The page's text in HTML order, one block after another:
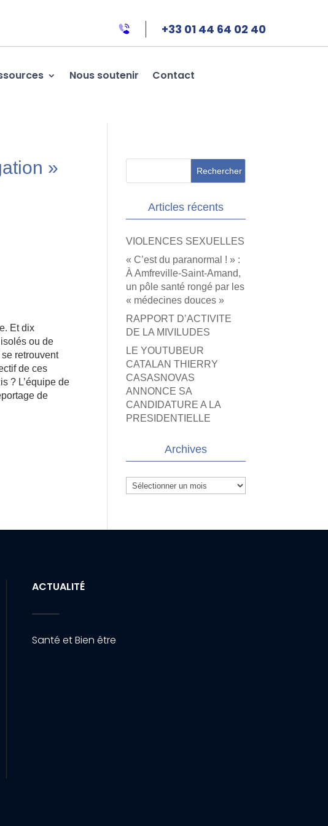
+33 01 44 64 02 40
Nous soutenir Contact
»
Et dix
ou de
retrouvent
de ces
? L’équipe de
de
Articles récents
VIOLENCES SEXUELLES
« C’est du paranormal ! » :
À Amfreville-Saint-Amand,
un pôle santé rongé par les
« médecines douces »
RAPPORT D’ACTIVITE
DE LA MIVILUDES
LE YOUTUBEUR
CATALAN THIERRY
CASASNOVAS
ANNONCE SA
CANDIDATURE A LA
PRESIDENTIELLE
Archives
Archives
ACTUALITÉ
Santé et Bien être